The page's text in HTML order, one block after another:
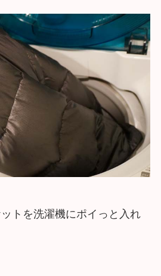
トを洗濯機にポイっと入れ